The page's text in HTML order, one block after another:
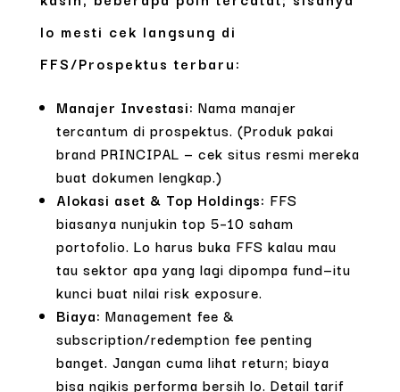
lo mesti cek langsung di
FFS/Prospektus terbaru:
Manajer Investasi: Nama manajer
tercantum di prospektus. (Produk pakai
brand PRINCIPAL — cek situs resmi mereka
buat dokumen lengkap.)
Alokasi aset & Top Holdings: FFS
biasanya nunjukin top 5–10 saham
portofolio. Lo harus buka FFS kalau mau
tau sektor apa yang lagi dipompa fund—itu
kunci buat nilai risk exposure.
Biaya: Management fee &
subscription/redemption fee penting
banget. Jangan cuma lihat return; biaya
bisa ngikis performa bersih lo. Detail tarif